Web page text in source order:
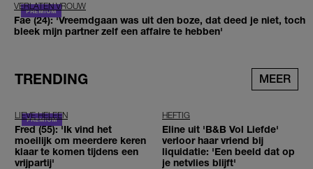
VERLATEN VROUW
Fae (24): 'Vreemdgaan was uit den boze, dat deed je niet, toch
bleek mijn partner zelf een affaire te hebben'
TRENDING MEER
LIEVE HELEEN
Fred (55): 'Ik vind het
moeilijk om meerdere keren
klaar te komen tijdens een
vrijpartij'
HEFTIG
Eline uit 'B&B Vol Liefde'
verloor haar vriend bij
liquidatie: 'Een beeld dat op
je netvlies blijft'